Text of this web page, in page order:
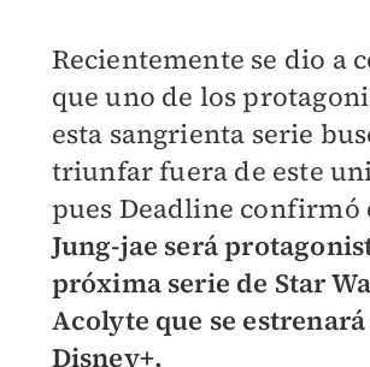
Recientemente se dio a
que uno de los
esta sangrienta serie
triunfar fuera de este
pues Deadline confirmó
Jung-jae será
próxima serie de Star
Acolyte que se
Disney+.